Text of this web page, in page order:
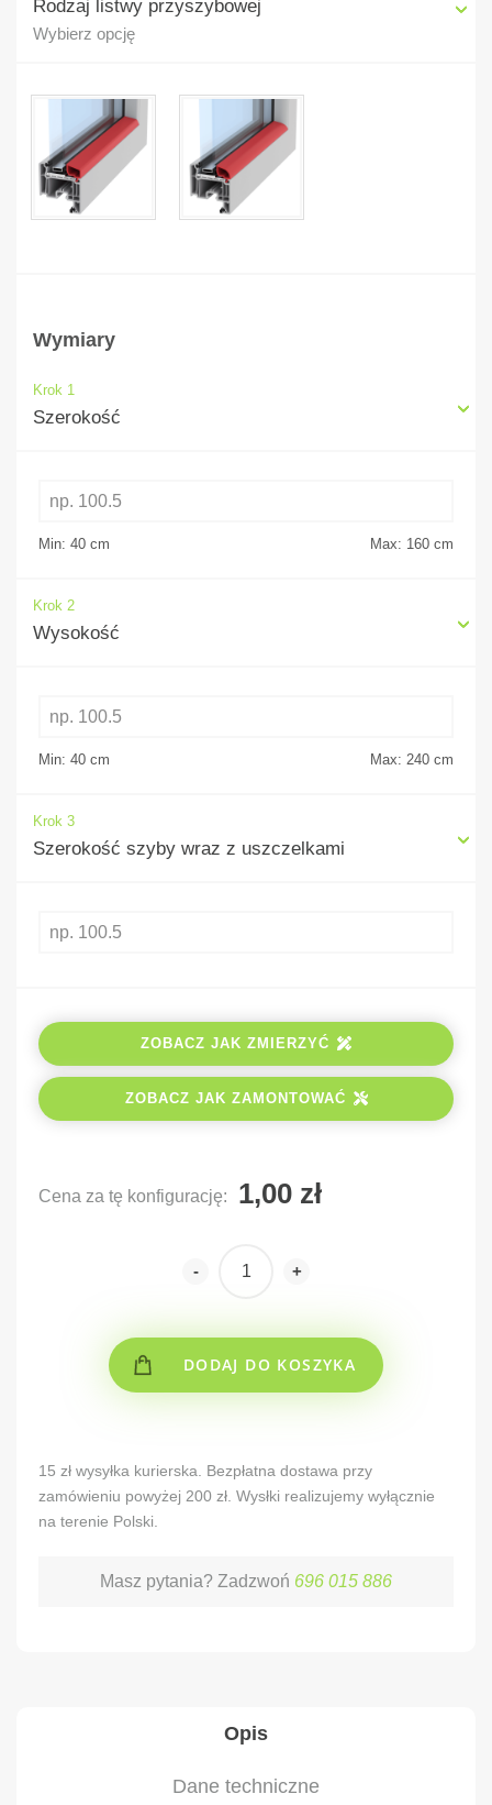
(+58,30zł / mb
Rodzaj listwy przyszybowej
Wybierz opcję
Wymiary
Krok 1
Szerokość
Min: 40 cm Max: 160 cm
Krok 2
Wysokość
Min: 40 cm Max: 240 cm
Krok 3
Szerokość szyby wraz z uszczelkami
ZOBACZ JAK ZMIERZYĆ
ZOBACZ JAK ZAMONTOWAĆ
Cena za tę konfigurację:
- +
DODAJ DO KOSZYKA
15 zł wysyłka kurierska. Bezpłatna dostawa przy
zamówieniu powyżej 200 zł. Wysłki realizujemy wyłącznie
na terenie Polski.
Masz pytania? Zadzwoń 696 015 886
Opis
Dane techniczne